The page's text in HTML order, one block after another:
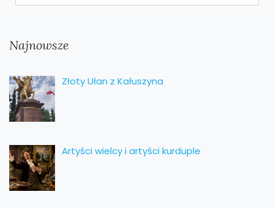
Najnowsze
Złoty Ułan z Kałuszyna
Artyści wielcy i artyści kurduple